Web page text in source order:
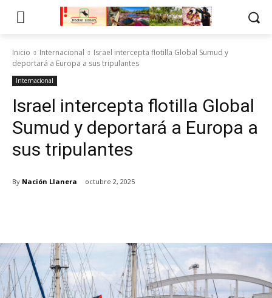
Inicio Internacional
Israel intercepta flotilla Global Sumud y
deportará a Europa a sus tripulantes
Internacional
Israel intercepta flotilla Global
Sumud y deportará a Europa a
sus tripulantes
By Nación Llanera octubre 2, 2025